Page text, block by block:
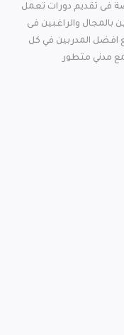
فى تقديم دورات تعمل
بالمجال والراغبين فى
افضل المدربين في كل
مدني متطور